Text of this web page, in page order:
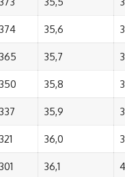
35,6
35,7
35,8
35,9
36,0
36,1